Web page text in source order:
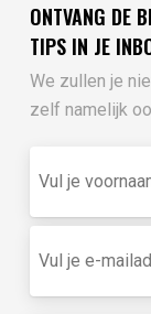
ONTVANG DE
TIPS IN JE
We zullen je
zelf namelijk
je
in
(optioneel)
mailadres